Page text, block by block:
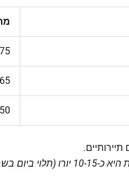
€90
€70
€60
בשבוע).